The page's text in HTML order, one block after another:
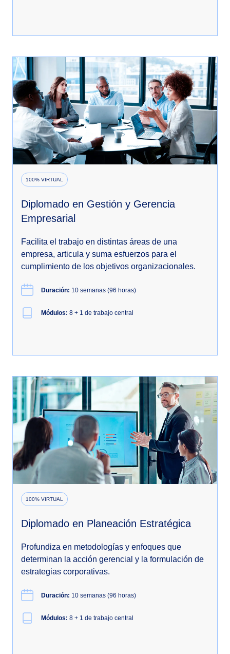
100% VIRTUAL
Diplomado en Gestión y Gerencia
Empresarial
Facilita el trabajo en distintas áreas de una
empresa, articula y suma esfuerzos para el
cumplimiento de los objetivos organizacionales.
Duración: 10 semanas (96 horas)
Módulos: 8 + 1 de trabajo central
100% VIRTUAL
Diplomado en Planeación Estratégica
Profundiza en metodologías y enfoques que
determinan la acción gerencial y la formulación de
estrategias corporativas.
Duración: 10 semanas (96 horas)
Módulos: 8 + 1 de trabajo central